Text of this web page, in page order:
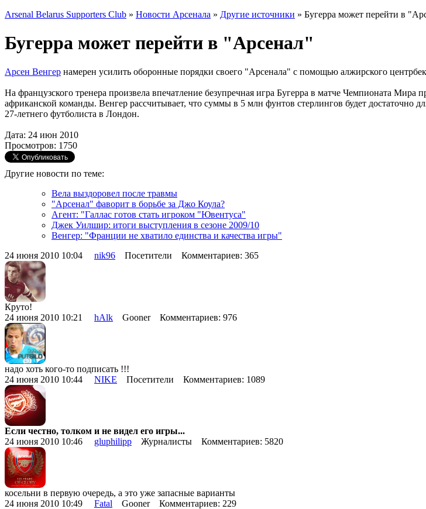
Arsenal Belarus Supporters Club » Новости Арсенала » Другие источники » Бугерра может перейти в
Бугерра может перейти в "Арсенал"
Арсен Венгер намерен усилить оборонные порядки своего "Арсенала" с помощью алжирского
На французского тренера произвела впечатление безупречная игра Бугерра в матче Чемпионата
африканской команды. Венгер рассчитывает, что суммы в 5 млн фунтов стерлингов будет
27-летнего футболиста в Лондон.
Дата: 24 июн 2010
Просмотров: 1750
Другие новости по теме:
Вела выздоровел после травмы
"Арсенал" фаворит в борьбе за Джо Коула?
Агент: "Галлас готов стать игроком "Ювентуса"
Джек Уилшир: итоги выступления в сезоне 2009/10
Венгер: "Франции не хватило единства и качества игры"
24 июня 2010 10:04 nik96 Посетители Комментариев: 365
Круто!
24 июня 2010 10:21 hAlk Gooner Комментариев: 976
надо хоть кого-то подписать !!!
24 июня 2010 10:44 NIKE Посетители Комментариев: 1089
Если честно, толком и не видел его игры...
24 июня 2010 10:46 gluphilipp Журналисты Комментариев: 5820
косельни в первую очередь, а это уже запасные варианты
24 июня 2010 10:49 Fatal Gooner Комментариев: 229